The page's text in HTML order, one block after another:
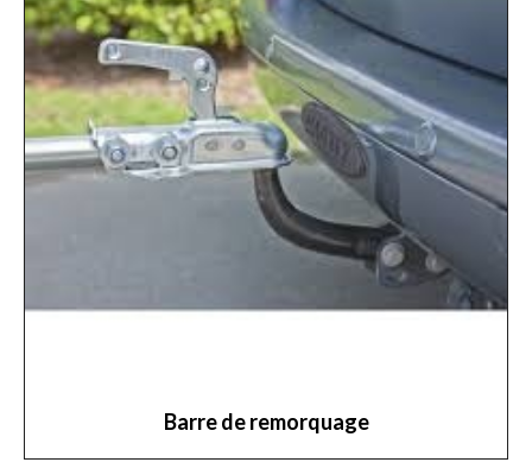
Barre de remorquage